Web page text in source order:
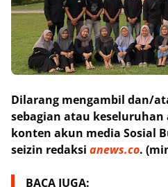
Dilarang mengambil dan/
sebagian atau
konten akun media Sosial
seizin redaksi anews.co.
BACA JUGA: